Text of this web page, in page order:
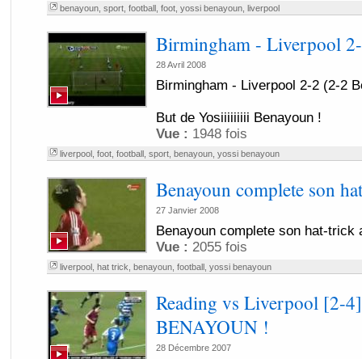
benayoun, sport, football, foot, yossi benayoun, liverpool
Birmingham - Liverpool
28 Avril 2008
Birmingham - Liverpool 2-2 (2-2
But de Yosiiiiiiiii Benayoun !
Vue : 1948 fois
liverpool, foot, football, sport, benayoun, yossi benayoun
Benayoun complete son
27 Janvier 2008
Benayoun complete son hat-trick
Vue : 2055 fois
liverpool, hat trick benayoun, football, yossi benayoun
Reading vs Liverpool [2-
BENAYOUN !
28 Décembre 2007